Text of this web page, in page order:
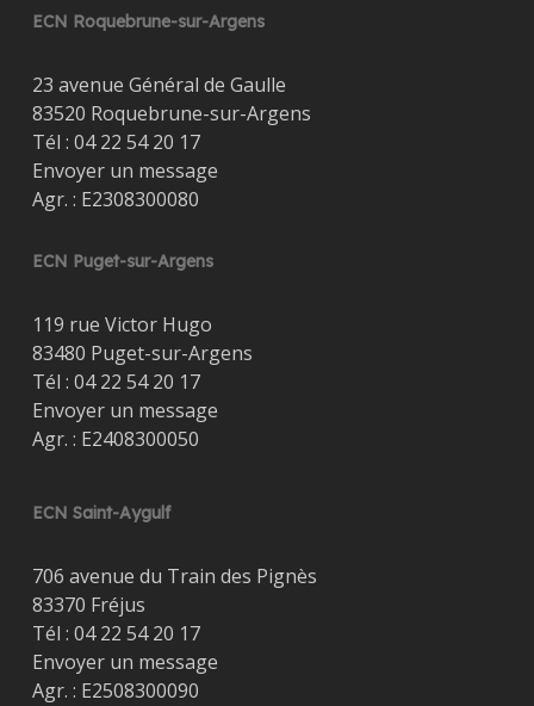
ECN Roquebrune-sur-Argens
23 avenue Général de Gaulle
83520 Roquebrune-sur-Argens
Tél : 04 22 54 20 17
Envoyer un message
Agr. : E2308300080
ECN Puget-sur-Argens
119 rue Victor Hugo
83480 Puget-sur-Argens
Tél : 04 22 54 20 17
Envoyer un message
Agr. : E2408300050
ECN Saint-Aygulf
706 avenue du Train des Pignès
83370 Fréjus
Tél : 04 22 54 20 17
Envoyer un message
Agr. : E2508300090